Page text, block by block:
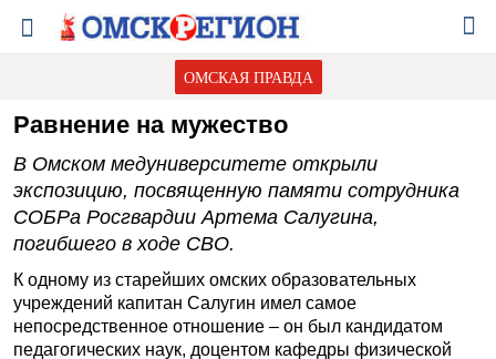
ОМСКАЯ ПРАВДА
Равнение на мужество
В Омском медуниверситете открыли
экспозицию, посвященную памяти сотрудника
СОБРа Росгвардии Артема Салугина,
погибшего в ходе СВО.
К одному из старейших омских образовательных
учреждений капитан Салугин имел самое
непосредственное отношение – он был кандидатом
педагогических наук, доцентом кафедры физической